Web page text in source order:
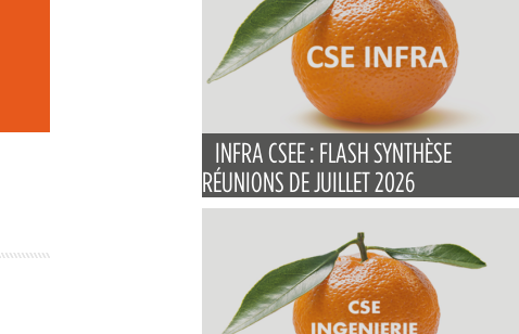
INFRA CSEE : FLASH SYNTHÈSE
RÉUNIONS DE JUILLET 2026